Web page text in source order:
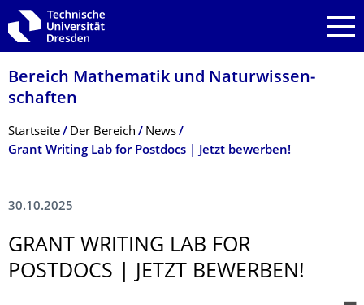
Zur Hauptnavigation springen
Zur Suche springen
Zum Inhalt springen
Bereich Mathematik und Natur­wissen­
schaften
Breadcrumb-Menü
Startseite Der­ ­­­Bereich
News
Grant Writing Lab for Postdocs | Jetzt bewerben!
30.10.2025
GRANT WRITING LAB FOR
POSTDOCS | JETZT BEWERBEN!